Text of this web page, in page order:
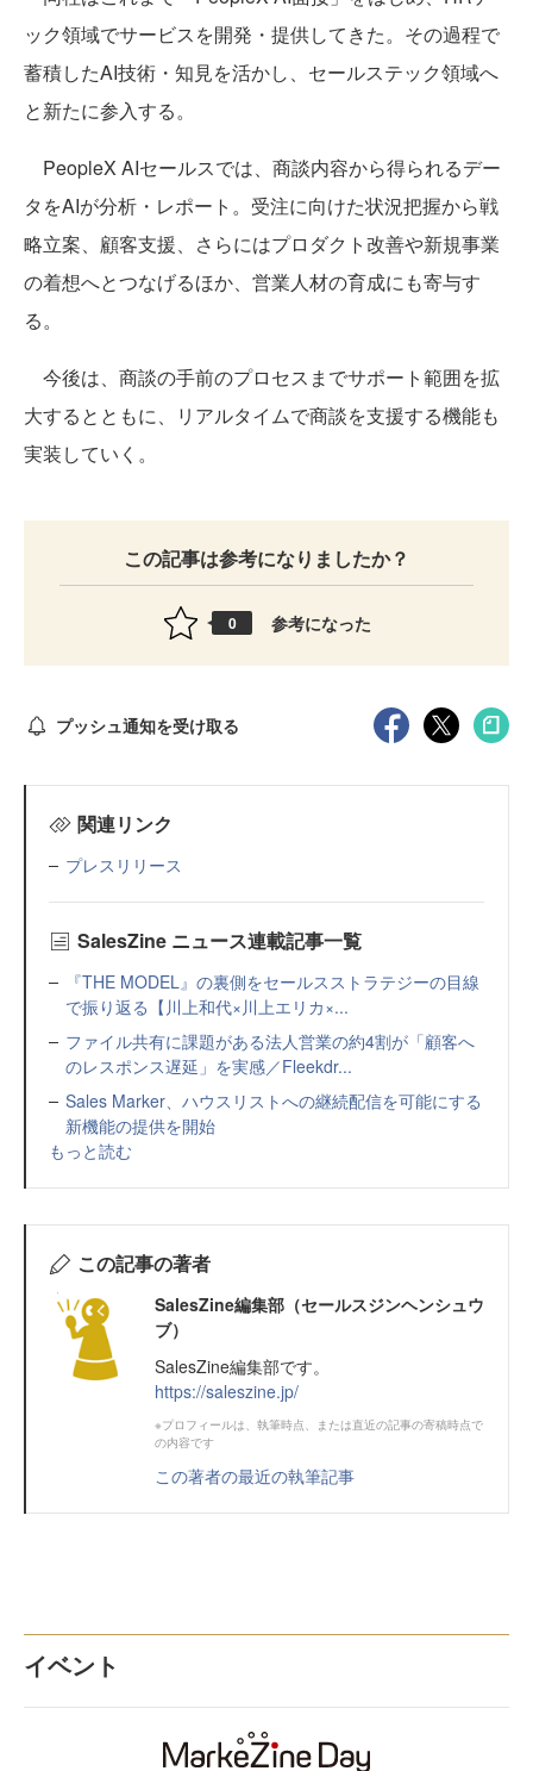
ック領域でサービスを開発・提供してきた。その過程で
蓄積したAI技術・知見を活かし、セールステック領域へ
と新たに参入する。
PeopleX AIセールスでは、商談内容から得られるデー
タをAIが分析・レポート。受注に向けた状況把握から戦
略立案、顧客支援、さらにはプロダクト改善や新規事業
の着想へとつなげるほか、営業人材の育成にも寄与す
る。
今後は、商談の手前のプロセスまでサポート範囲を拡
大するとともに、リアルタイムで商談を支援する機能も
実装していく。
この記事は参考になりましたか？
0 参考になった
プッシュ通知を受け取る
関連リンク
プレスリリース
SalesZine ニュース連載記事一覧
『THE MODEL』の裏側をセールスストラテジーの目線
で振り返る【川上和代×川上エリカ×...
ファイル共有に課題がある法人営業の約4割が「顧客へ
のレスポンス遅延」を実感／Fleekdr...
Sales Marker、ハウスリストへの継続配信を可能にする
新機能の提供を開始
もっと読む
この記事の著者
SalesZine編集部（セールスジンヘンシュウ
ブ）
SalesZine編集部です。
https://saleszine.jp/
※プロフィールは、執筆時点、または直近の記事の寄稿時点で
の内容です
この著者の最近の執筆記事
イベント